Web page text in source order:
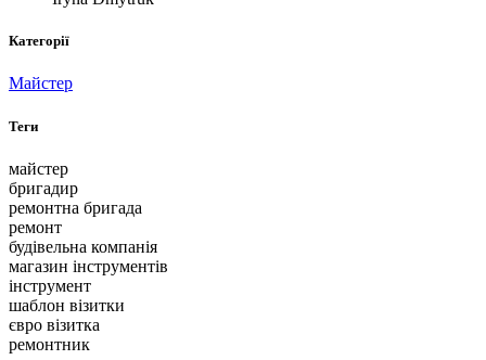
Категорії
Майстер
Теги
майстер
бригадир
ремонтна бригада
ремонт
будівельна компанія
магазин інструментів
інструмент
шаблон візитки
євро візитка
ремонтник